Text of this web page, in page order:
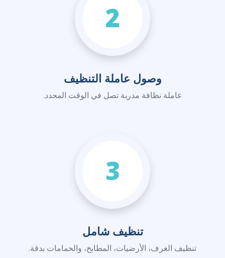
2
وصول عاملة التنظيف
عاملة نظافة مدربة تصل في الوقت المحدد.
3
تنظيف شامل
تنظيف الغرف، الأرضيات، المطابخ، والحمامات بدقة.